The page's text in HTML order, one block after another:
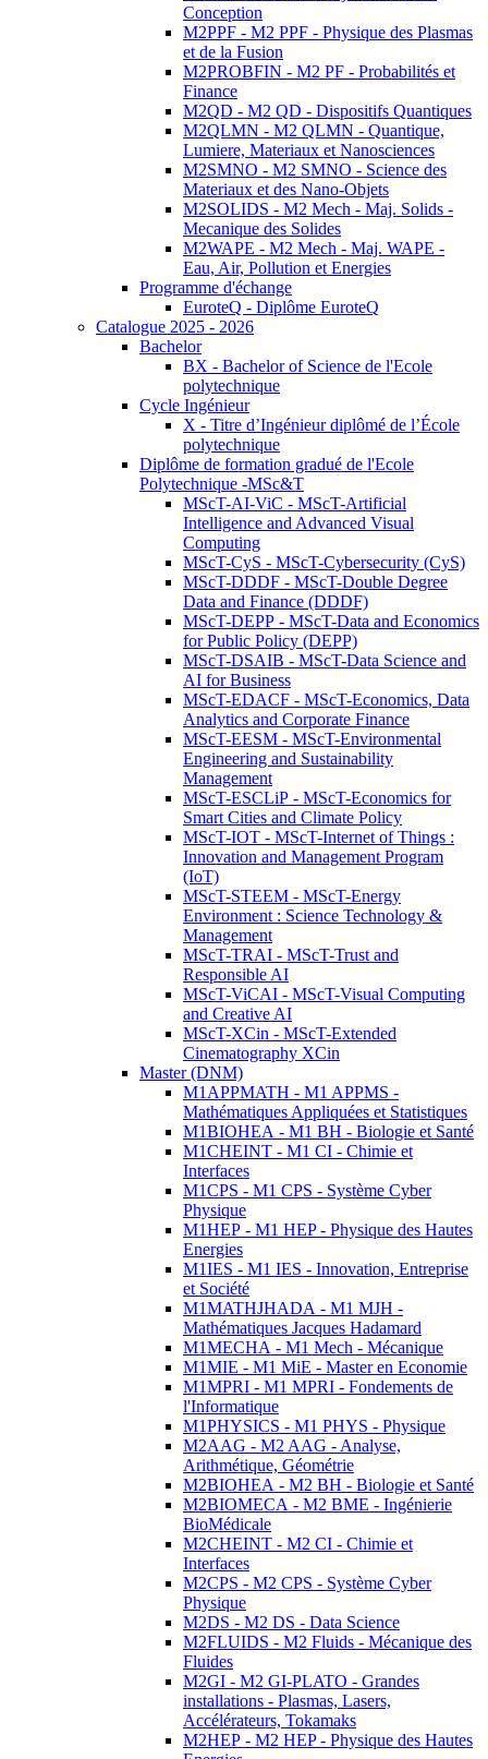
Conception
M2PPF - M2 PPF - Physique des Plasmas
et de la Fusion
M2PROBFIN - M2 PF - Probabilités et
Finance
M2QD - M2 QD - Dispositifs Quantiques
M2QLMN - M2 QLMN - Quantique,
Lumiere, Materiaux et Nanosciences
M2SMNO - M2 SMNO - Science des
Materiaux et des Nano-Objets
M2SOLIDS - M2 Mech - Maj. Solids -
Mecanique des Solides
M2WAPE - M2 Mech - Maj. WAPE -
Eau, Air, Pollution et Energies
Programme d'échange
EuroteQ - Diplôme EuroteQ
Catalogue 2025 - 2026
Bachelor
BX - Bachelor of Science de l'Ecole
polytechnique
Cycle Ingénieur
X - Titre d’Ingénieur diplômé de l’École
polytechnique
Diplôme de formation gradué de l'Ecole
Polytechnique -MSc&T
MScT-AI-ViC - MScT-Artificial
Intelligence and Advanced Visual
Computing
MScT-CyS - MScT-Cybersecurity (CyS)
MScT-DDDF - MScT-Double Degree
Data and Finance (DDDF)
MScT-DEPP - MScT-Data and Economics
for Public Policy (DEPP)
MScT-DSAIB - MScT-Data Science and
AI for Business
MScT-EDACF - MScT-Economics, Data
Analytics and Corporate Finance
MScT-EESM - MScT-Environmental
Engineering and Sustainability
Management
MScT-ESCLiP - MScT-Economics for
Smart Cities and Climate Policy
MScT-IOT - MScT-Internet of Things :
Innovation and Management Program
(IoT)
MScT-STEEM - MScT-Energy
Environment : Science Technology &
Management
MScT-TRAI - MScT-Trust and
Responsible AI
MScT-ViCAI - MScT-Visual Computing
and Creative AI
MScT-XCin - MScT-Extended
Cinematography XCin
Master (DNM)
M1APPMATH - M1 APPMS -
Mathématiques Appliquées et Statistiques
M1BIOHEA - M1 BH - Biologie et Santé
M1CHEINT - M1 CI - Chimie et
Interfaces
M1CPS - M1 CPS - Système Cyber
Physique
M1HEP - M1 HEP - Physique des Hautes
Energies
M1IES - M1 IES - Innovation, Entreprise
et Société
M1MATHJHADA - M1 MJH -
Mathématiques Jacques Hadamard
M1MECHA - M1 Mech - Mécanique
M1MIE - M1 MiE - Master en Economie
M1MPRI - M1 MPRI - Fondements de
l'Informatique
M1PHYSICS - M1 PHYS - Physique
M2AAG - M2 AAG - Analyse,
Arithmétique, Géométrie
M2BIOHEA - M2 BH - Biologie et Santé
M2BIOMECA - M2 BME - Ingénierie
BioMédicale
M2CHEINT - M2 CI - Chimie et
Interfaces
M2CPS - M2 CPS - Système Cyber
Physique
M2DS - M2 DS - Data Science
M2FLUIDS - M2 Fluids - Mécanique des
Fluides
M2GI - M2 GI-PLATO - Grandes
installations - Plasmas, Lasers,
Accélérateurs, Tokamaks
M2HEP - M2 HEP - Physique des Hautes